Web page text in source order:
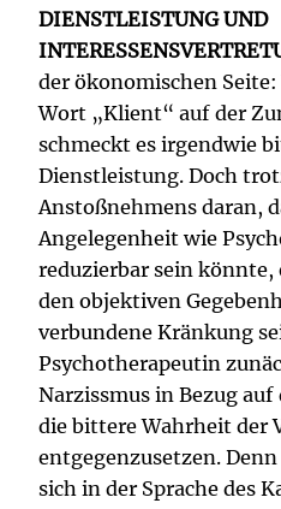
DIENSTLEISTUNG UND
der ökonomischen
Wort „Klient“ auf der
schmeckt es irgendwie
Dienstleistung. Doch
Anstoßnehmens daran,
Angelegenheit wie
reduzierbar sein
den objektiven
verbundene Kränkung
Psychotherapeutin
Narzissmus in Bezug
die bittere Wahrheit der
entgegenzusetzen.
sich in der Sprache des